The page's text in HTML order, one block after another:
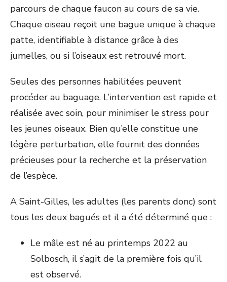
parcours de chaque faucon au cours de sa vie.
Chaque oiseau reçoit une bague unique à chaque
patte, identifiable à distance grâce à des
jumelles, ou si l’oiseaux est retrouvé mort.
Seules des personnes habilitées peuvent
procéder au baguage. L’intervention est rapide et
réalisée avec soin, pour minimiser le stress pour
les jeunes oiseaux. Bien qu’elle constitue une
légère perturbation, elle fournit des données
précieuses pour la recherche et la préservation
de l’espèce.
A Saint-Gilles, les adultes (les parents donc) sont
tous les deux bagués et il a été déterminé que :
Le mâle est né au printemps 2022 au
Solbosch, il s’agit de la première fois qu’il
est observé.